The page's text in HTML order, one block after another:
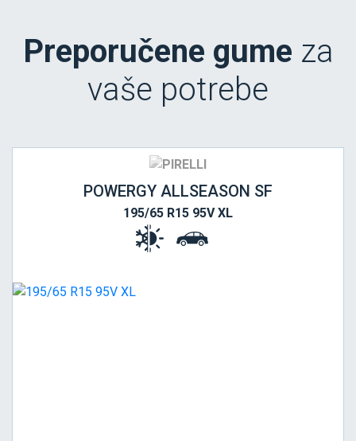
Preporučene gume za
vaše potrebe
POWERGY ALLSEASON SF
195/65 R15 95V XL